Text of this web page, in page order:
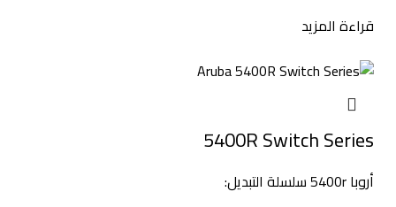
قراءة المزيد
5400R Switch Series
أروبا 5400r سلسلة التبديل: